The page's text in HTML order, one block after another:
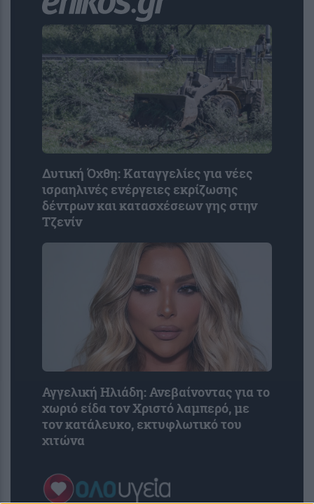
Δυτική Όχθη: Καταγγελίες για νέες
ισραηλινές ενέργειες εκρίζωσης
δέντρων και κατασχέσεων γης στην
Τζενίν
Αγγελική Ηλιάδη: Ανεβαίνοντας για το
χωριό είδα τον Χριστό λαμπερό, με
τον κατάλευκο, εκτυφλωτικό του
χιτώνα